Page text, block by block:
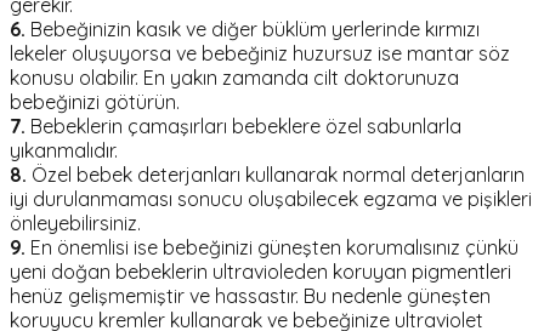
6. Bebeğinizin kasık ve diğer büklüm yerlerinde kırmızı
lekeler oluşuyorsa ve bebeğiniz huzursuz ise mantar söz
konusu olabilir. En yakın zamanda cilt doktorunuza
bebeğinizi götürün.
7. Bebeklerin çamaşırları bebeklere özel sabunlarla
yıkanmalıdır.
8. Özel bebek deterjanları kullanarak normal deterjanların
iyi durulanmaması sonucu oluşabilecek egzama ve pişikleri
önleyebilirsiniz.
9. En önemlisi ise bebeğinizi güneşten korumalısınız çünkü
yeni doğan bebeklerin ultravioleden koruyan pigmentleri
henüz gelişmemiştir ve hassastır. Bu nedenle güneşten
koruyucu kremler kullanarak ve bebeğinize ultraviolet